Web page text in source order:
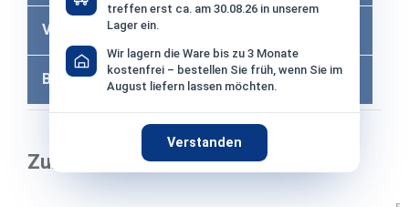
treffen erst ca. am 30.08.26 in unserem
Lager ein.
Wir lagern die Ware bis zu 3 Monate
kostenfrei – bestellen Sie früh, wenn Sie im
August liefern lassen möchten.
Verstanden
Versandkosten
Bewertungen
Zubehör